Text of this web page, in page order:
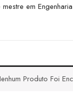
em
Produto Foi